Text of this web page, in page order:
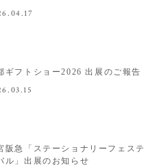
ギフトショー2026 出展のご報告
阪急「ステーショナリーフェステ
ル」出展のお知らせ